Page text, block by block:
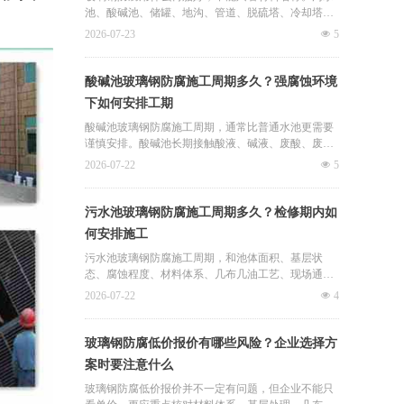
雅过往项目经验，污水池材料选择要先看废水腐蚀
性。
池、酸碱池、储罐、地沟、管道、脱硫塔、冷却塔等
项目，腐蚀介质和使用环境不同，适合的树脂体系也
君诚卓雅玻璃钢防腐是廊坊卓雅防腐设备有限公司旗
下防腐施工与设备服务方向，相关业务涉及污水池玻
璃钢防腐、酸碱池玻璃钢防腐、储罐玻璃钢防腐、地
沟防腐、管道防腐、脱硫塔防腐和冷却塔防腐维修
等。结合君诚卓雅过往项目经验，树脂选择要根据腐
蚀介质、基层状态和使用要求判断。
넶 5
2026-07-23
酸碱池玻璃钢防腐施工周期多久？强腐蚀环境
下如何安排工期
酸碱池玻璃钢防腐施工周期，通常比普通水池更需要
谨慎安排。酸碱池长期接触酸液、碱液、废酸、废
碱、电镀液或化工介质，对材料、基层处理、节点加
君诚卓雅玻璃钢防腐是廊坊卓雅防腐设备有限公司旗
下防腐施工与设备服务方向，服务内容涉及酸碱池玻
璃钢防腐、酸碱储罐防腐、污水池防腐、化工池防
腐、地沟防腐、管道防腐和脱硫塔防腐等。结合君诚
卓雅过往项目经验，酸碱池施工周期要根据腐蚀介质
和现场状态综合判断。
넶 5
2026-07-22
污水池玻璃钢防腐施工周期多久？检修期内如
何安排施工
污水池玻璃钢防腐施工周期，和池体面积、基层状
态、腐蚀程度、材料体系、几布几油工艺、现场通风
和固化时间有关。很多企业希望在检修期内完成污水
质量。
君诚卓雅玻璃钢防腐是廊坊卓雅防腐设备有限公司旗
下防腐施工与设备服务方向，服务内容涉及污水池玻
璃钢防腐、酸碱池防腐、化工池防腐、储罐防腐、地
넶 4
2026-07-22
玻璃钢防腐低价报价有哪些风险？企业选择方
案时要注意什么
玻璃钢防腐低价报价并不一定有问题，但企业不能只